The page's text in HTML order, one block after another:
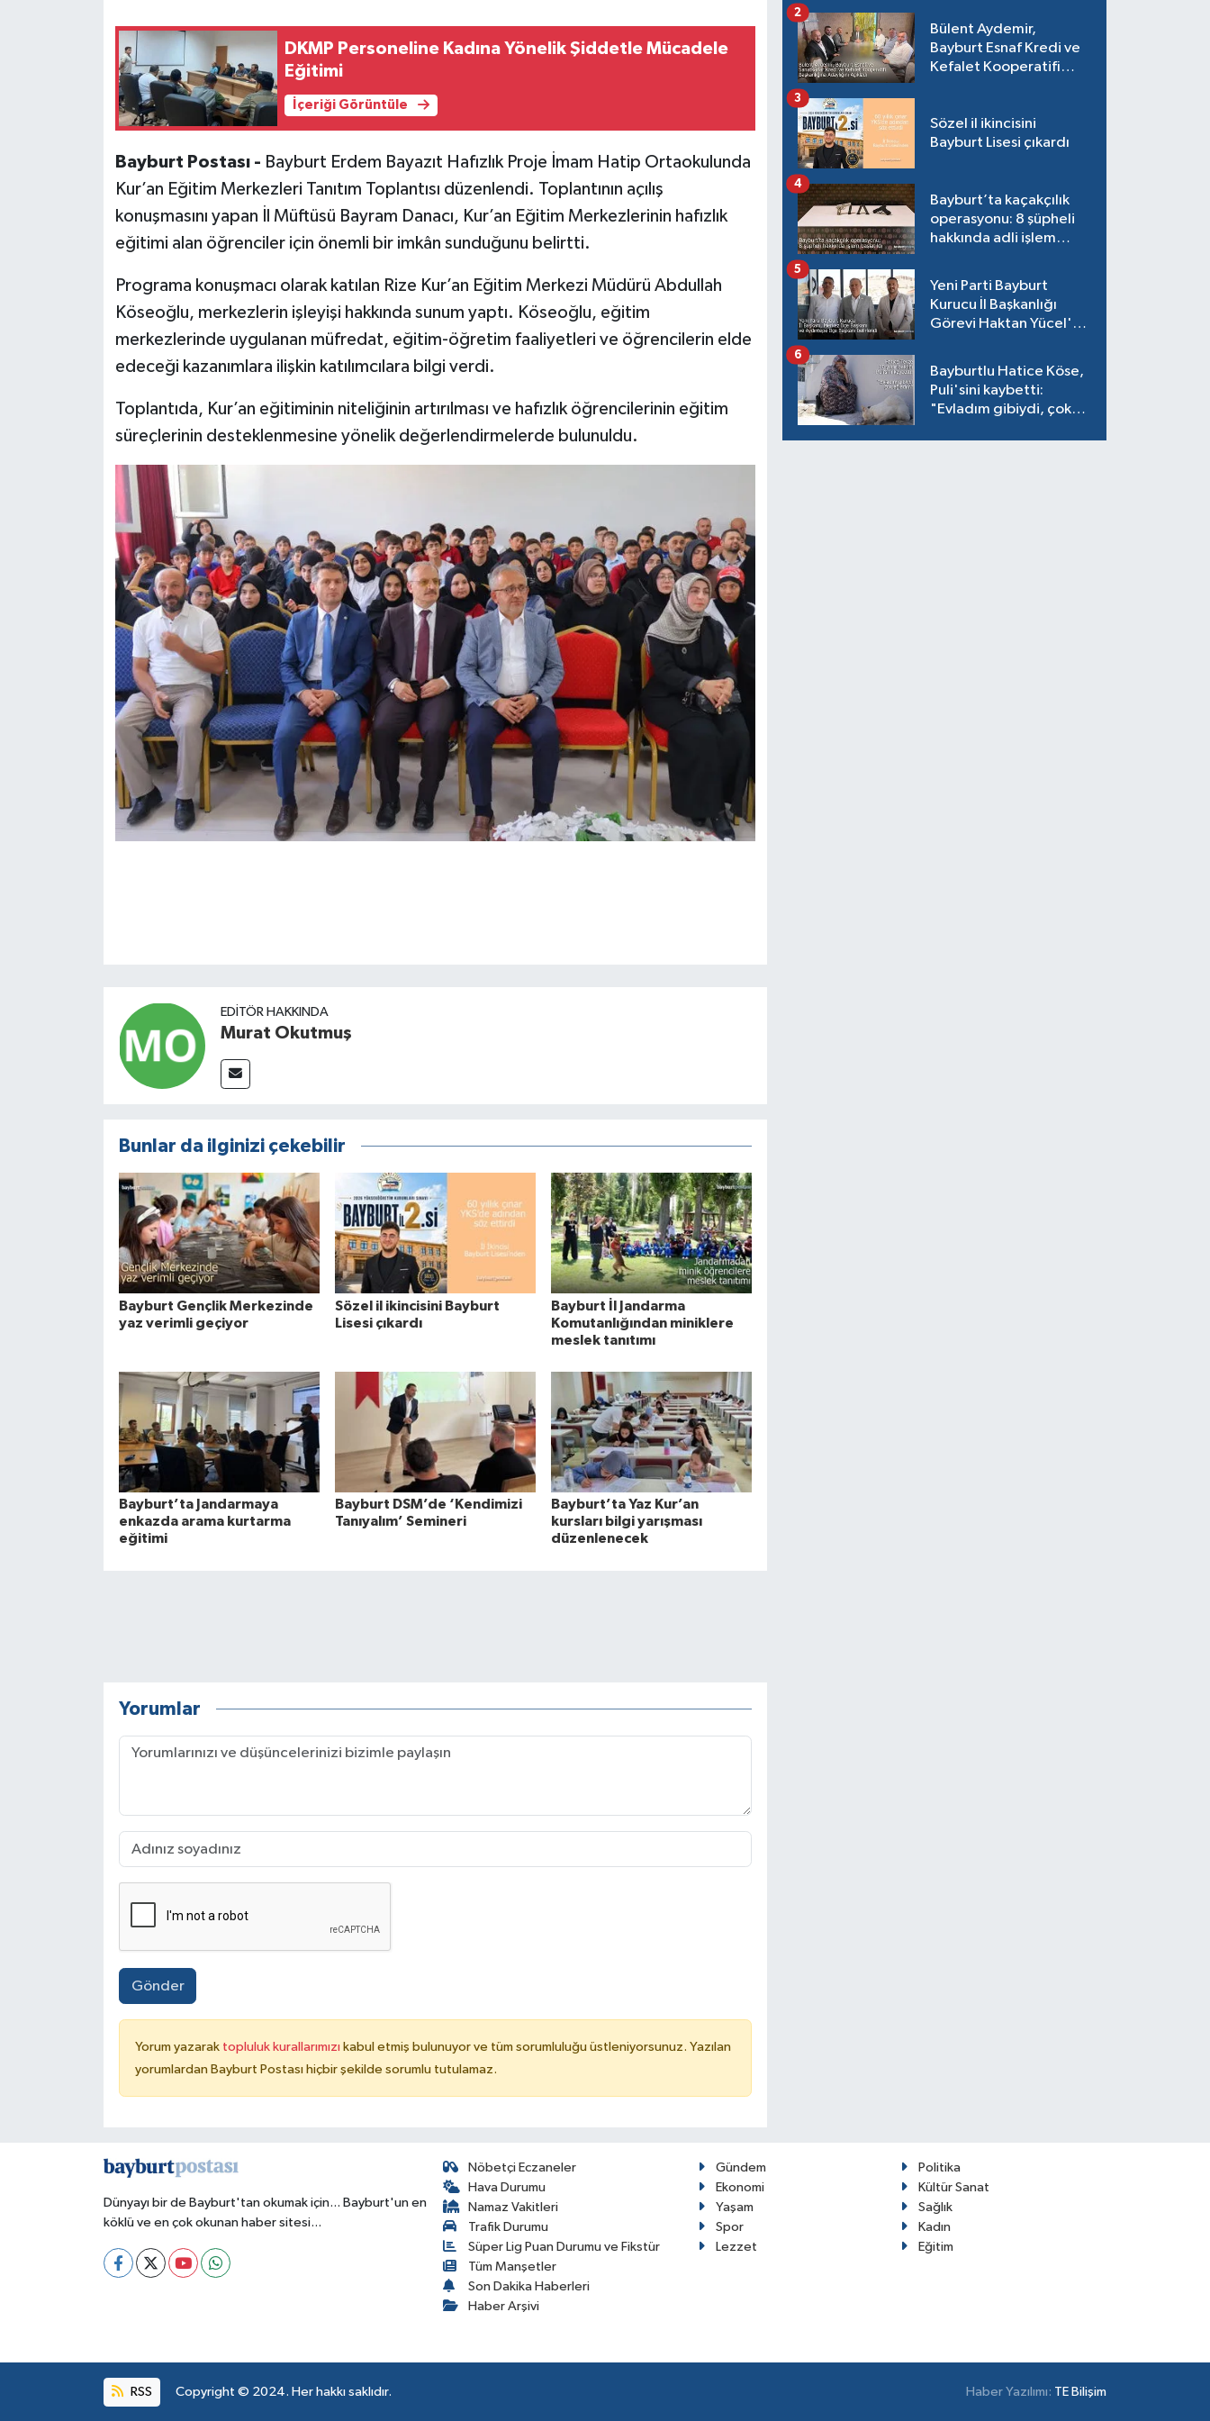
DKMP Personeline Kadına Yönelik Şiddetle Mücadele
Eğitimi
İçeriği Görüntüle
Bayburt Postası - Bayburt Erdem Bayazıt Hafızlık Proje İmam Hatip Ortaokulunda
Kur’an Eğitim Merkezleri Tanıtım Toplantısı düzenlendi. Toplantının açılış
konuşmasını yapan İl Müftüsü Bayram Danacı, Kur’an Eğitim Merkezlerinin hafızlık
eğitimi alan öğrenciler için önemli bir imkân sunduğunu belirtti.
Programa konuşmacı olarak katılan Rize Kur’an Eğitim Merkezi Müdürü Abdullah
Köseoğlu, merkezlerin işleyişi hakkında sunum yaptı. Köseoğlu, eğitim
merkezlerinde uygulanan müfredat, eğitim-öğretim faaliyetleri ve öğrencilerin elde
edeceği kazanımlara ilişkin katılımcılara bilgi verdi.
Toplantıda, Kur’an eğitiminin niteliğinin artırılması ve hafızlık öğrencilerinin eğitim
süreçlerinin desteklenmesine yönelik değerlendirmelerde bulunuldu.
EDITÖR HAKKINDA
Murat Okutmuş
Bunlar da ilginizi çekebilir
Bayburt Gençlik Merkezinde
yaz verimli geçiyor
Sözel il ikincisini Bayburt
Lisesi çıkardı
Bayburt İl Jandarma
Komutanlığından miniklere
meslek tanıtımı
Bayburt’ta Jandarmaya
enkazda arama kurtarma
eğitimi
Bayburt DSM’de ‘Kendimizi
Tanıyalım’ Semineri
Bayburt’ta Yaz Kur’an
kursları bilgi yarışması
düzenlenecek
Yorumlar
Gönder
Yorum yazarak topluluk kurallarımızı kabul etmiş bulunuyor ve tüm sorumluluğu üstleniyorsunuz. Yazılan
yorumlardan Bayburt Postası hiçbir şekilde sorumlu tutulamaz.
Bülent Aydemir,
Bayburt Esnaf Kredi ve
Kefalet Kooperatifi
2
Sözel il ikincisini
Bayburt Lisesi çıkardı
3
Bayburt’ta kaçakçılık
operasyonu: 8 şüpheli
hakkında adli işlem
4
Yeni Parti Bayburt
Kurucu İl Başkanlığı
Görevi Haktan Yücel'e
5
Bayburtlu Hatice Köse,
Puli'sini kaybetti:
"Evladım gibiydi, çok
6
Dünyayı bir de Bayburt'tan okumak için... Bayburt'un en
köklü ve en çok okunan haber sitesi...
Nöbetçi Eczaneler
Hava Durumu
Namaz Vakitleri
Trafik Durumu
Süper Lig Puan Durumu ve Fikstür
Tüm Manşetler
Son Dakika Haberleri
Haber Arşivi
Gündem
Politika
Ekonomi
Kültür Sanat
Yaşam
Sağlık
Spor
Kadın
Lezzet
Eğitim
RSS Copyright © 2024. Her hakkı saklıdır. Haber Yazılımı: TE Bilişim